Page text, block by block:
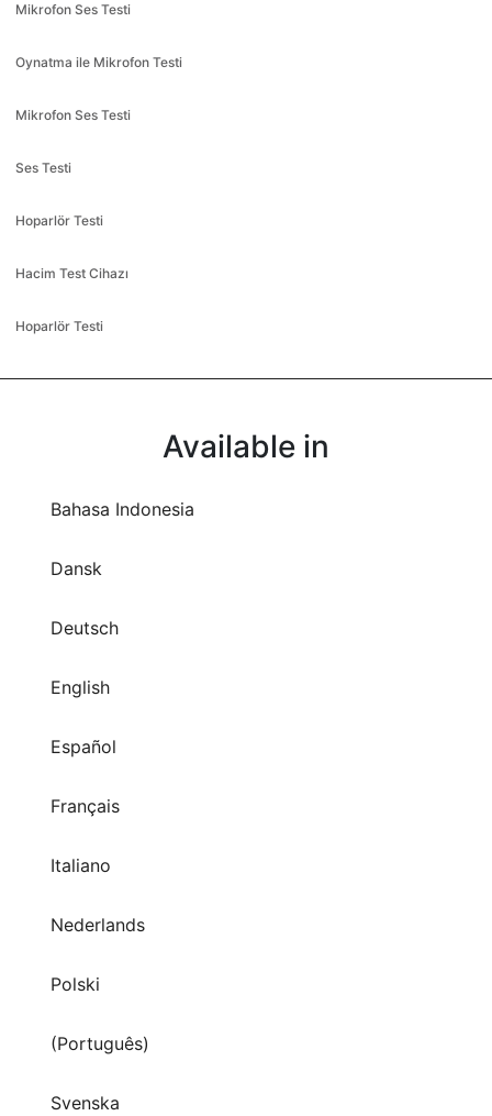
Mikrofon Ses Testi
Oynatma ile Mikrofon Testi
Mikrofon Ses Testi
Ses Testi
Hoparlör Testi
Hacim Test Cihazı
Hoparlör Testi
Available in
Bahasa Indonesia
Dansk
Deutsch
English
Español
Français
Italiano
Nederlands
Polski
(Português)
Svenska